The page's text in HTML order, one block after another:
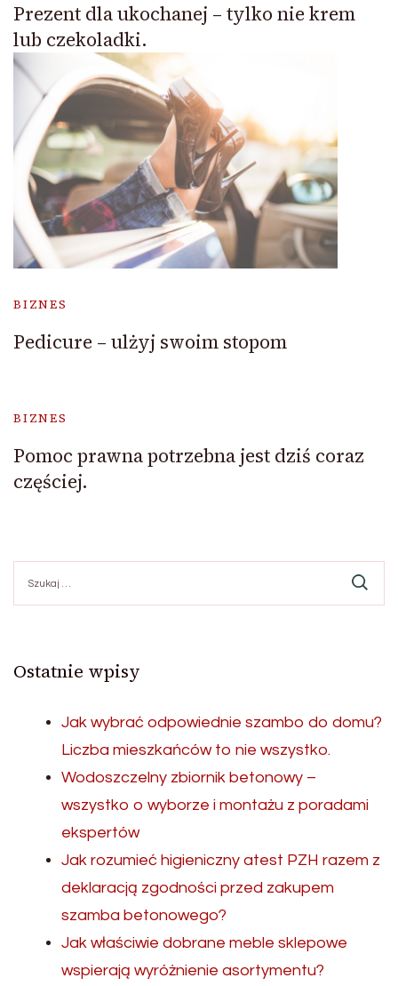
Prezent dla ukochanej – tylko nie krem
lub czekoladki.
BIZNES
Pedicure – ulżyj swoim stopom
BIZNES
Pomoc prawna potrzebna jest dziś coraz
częściej.
Ostatnie wpisy
Jak wybrać odpowiednie szambo do domu?
Liczba mieszkańców to nie wszystko.
Wodoszczelny zbiornik betonowy –
wszystko o wyborze i montażu z poradami
ekspertów
Jak rozumieć higieniczny atest PZH razem z
deklaracją zgodności przed zakupem
szamba betonowego?
Jak właściwie dobrane meble sklepowe
wspierają wyróżnienie asortymentu?